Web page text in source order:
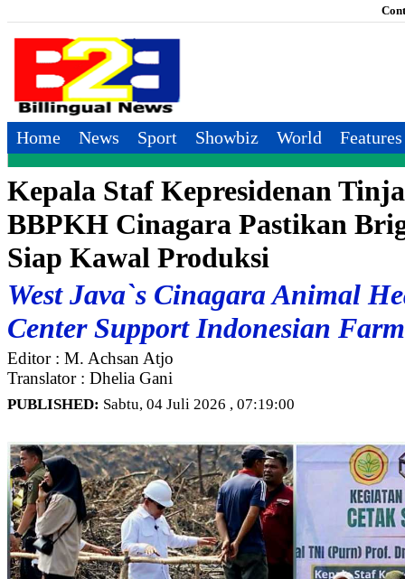
Home News Sport Showbiz World Features
Kepala Staf Kepresidenan
BBPKH Cinagara Pastikan
Siap Kawal Produksi
West Java`s Cinagara Animal
Center Support Indonesian
Editor : M. Achsan Atjo
Translator : Dhelia Gani
PUBLISHED: Sabtu, 04 Juli 2026 , 07:19:00